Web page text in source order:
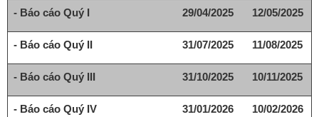
- Báo cáo Quý I 29/04/2025 12/05/2025
- Báo cáo Quý II 31/07/2025 11/08/2025
- Báo cáo Quý III 31/10/2025 10/11/2025
- Báo cáo Quý IV 31/01/2026 10/02/2026